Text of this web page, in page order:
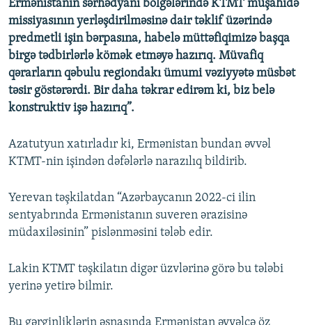
Ermənistanın sərhədyanı bölgələrində KTMT müşahidə
missiyasının yerləşdirilməsinə dair təklif üzərində
predmetli işin bərpasına, habelə müttəfiqimizə başqa
birgə tədbirlərlə kömək etməyə hazırıq. Müvafiq
qərarların qəbulu regiondakı ümumi vəziyyətə müsbət
təsir göstərərdi. Bir daha təkrar edirəm ki, biz belə
konstruktiv işə hazırıq”.
Azatutyun xatırladır ki, Ermənistan bundan əvvəl
KTMT-nin işindən dəfələrlə narazılıq bildirib.
Yerevan təşkilatdan “Azərbaycanın 2022-ci ilin
sentyabrında Ermənistanın suveren ərazisinə
müdaxiləsinin” pislənməsini tələb edir.
Lakin KTMT təşkilatın digər üzvlərinə görə bu tələbi
yerinə yetirə bilmir.